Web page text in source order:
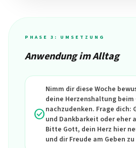
PHASE 3: UMSETZUNG
Anwendung im Alltag
check_circle
Nimm dir diese Woche
deine Herzenshaltung beim
nachzudenken. Frage dich:
und Dankbarkeit oder eher
Bitte Gott, dein Herz hier
und dir Freude am Geben